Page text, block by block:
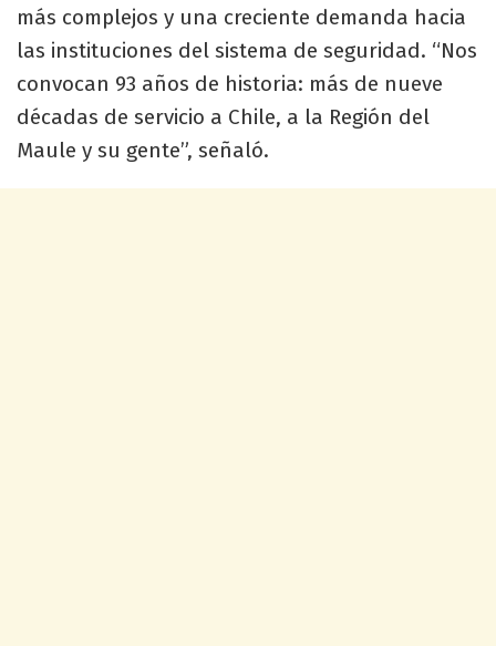
más complejos y una creciente demanda hacia
las instituciones del sistema de seguridad. “Nos
convocan 93 años de historia: más de nueve
décadas de servicio a Chile, a la Región del
Maule y su gente”, señaló.